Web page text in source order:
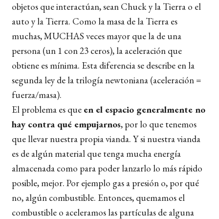
objetos que interactúan, sean Chuck y la Tierra o el
auto y la Tierra. Como la masa de la Tierra es
muchas, MUCHAS veces mayor que la de una
persona (un 1 con 23 ceros), la aceleración que
obtiene es mínima. Esta diferencia se describe en la
segunda ley de la trilogía newtoniana (aceleración =
fuerza/masa).
El problema es que en el espacio generalmente no
hay contra qué empujarnos, por lo que tenemos
que llevar nuestra propia vianda. Y si nuestra vianda
es de algún material que tenga mucha energía
almacenada como para poder lanzarlo lo más rápido
posible, mejor. Por ejemplo gas a presión o, por qué
no, algún combustible. Entonces, quemamos el
combustible o aceleramos las partículas de alguna